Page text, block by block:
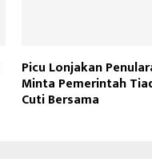
Picu Lonjakan
Minta Pemerintah
Cuti Bersama